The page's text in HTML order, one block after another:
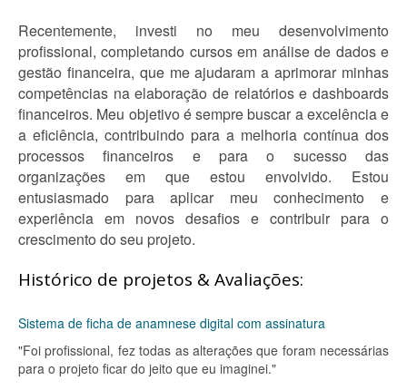
Recentemente, investi no meu desenvolvimento
profissional, completando cursos em análise de dados e
gestão financeira, que me ajudaram a aprimorar minhas
competências na elaboração de relatórios e dashboards
financeiros. Meu objetivo é sempre buscar a excelência e
a eficiência, contribuindo para a melhoria contínua dos
processos financeiros e para o sucesso das
organizações em que estou envolvido. Estou
entusiasmado para aplicar meu conhecimento e
experiência em novos desafios e contribuir para o
crescimento do seu projeto.
Histórico de projetos & Avaliações:
Sistema de ficha de anamnese digital com assinatura
"Foi profissional, fez todas as alterações que foram necessárias
para o projeto ficar do jeito que eu imaginei."